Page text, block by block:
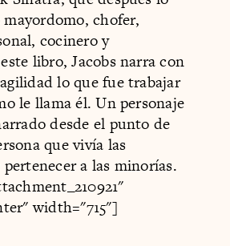
chofer,
cocinero y
libro, Jacobs narra con
lo que fue trabajar
le llama él. Un personaje
desde el punto de
que vivía las
a las minorías.
width="715"]